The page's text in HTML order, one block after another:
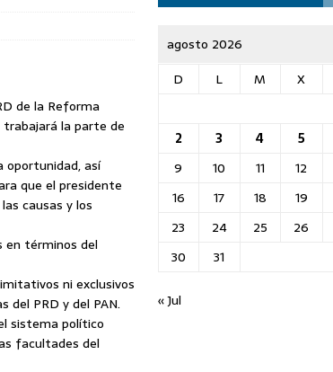
de la Reforma
trabajará la parte de
oportunidad, así
que el presidente
causas y los
en términos del
ni exclusivos
del PRD y del PAN.
sistema político
facultades del
agosto 2026
D
L M X
2
3 4 5
9
10 11 12
16
17 18 19
23
24 25 26
30
31
« Jul